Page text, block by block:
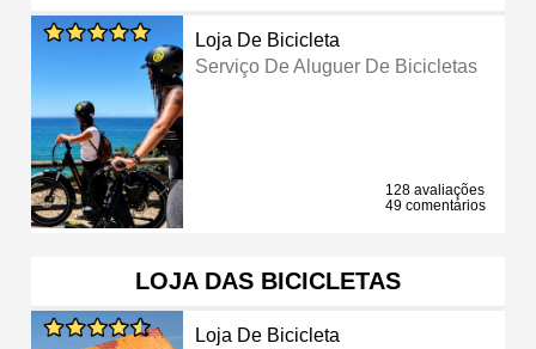
Loja De Bicicleta
Serviço De Aluguer De Bicicletas
128 avaliações
49 comentários
LOJA DAS BICICLETAS
Loja De Bicicleta